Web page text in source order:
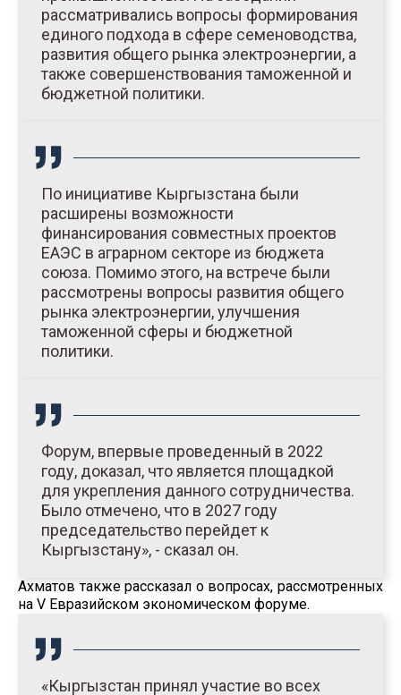
рассматривались вопросы формирования
единого подхода в сфере семеноводства,
развития общего рынка электроэнергии, а
также совершенствования таможенной и
бюджетной политики.
По инициативе Кыргызстана были
расширены возможности
финансирования совместных проектов
ЕАЭС в аграрном секторе из бюджета
союза. Помимо этого, на встрече были
рассмотрены вопросы развития общего
рынка электроэнергии, улучшения
таможенной сферы и бюджетной
политики.
Форум, впервые проведенный в 2022
году, доказал, что является площадкой
для укрепления данного сотрудничества.
Было отмечено, что в 2027 году
председательство перейдет к
Кыргызстану», - сказал он.
Ахматов также рассказал о вопросах, рассмотренных
на V Евразийском экономическом форуме.
«Кыргызстан принял участие во всех